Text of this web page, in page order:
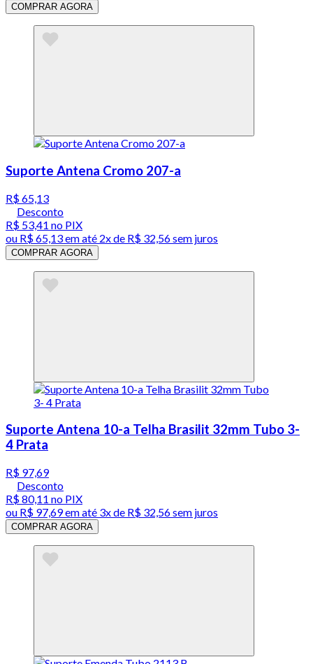
COMPRAR AGORA
Suporte Antena Cromo 207-a
R$ 65,13
Desconto
R$ 53,41 no PIX
ou R$ 65,13em até 2x de R$ 32,56 sem juros
COMPRAR AGORA
Suporte Antena 10-a Telha Brasilit 32mm Tubo 3-
4 Prata
R$ 97,69
Desconto
R$ 80,11 no PIX
ou R$ 97,69em até 3x de R$ 32,56 sem juros
COMPRAR AGORA